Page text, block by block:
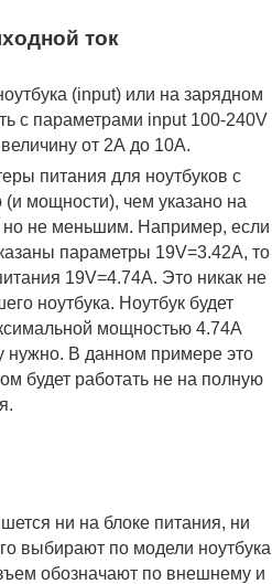
ток
(input) или на зарядном
с параметрами input 100-240V
от 2А до 10A.
питания для ноутбуков с
мощности), чем указано на
но не меньшим. Например, если
параметры 19V=3.42A, то
19V=4.74A. Это никак не
ноутбука. Ноутбук будет
мощностью 4.74А
нужно. В данном примере это
будет работать не на полную
ни на блоке питания, ни
выбирают по модели ноутбука
обозначают по внешнему и